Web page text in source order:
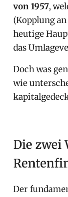
von 1957,
(Kopplung
heutige
das
Doch was
wie
Die zwei
Der